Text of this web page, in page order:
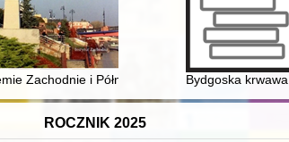
1941
Zachodnie i Północne (1945-2020) : nowe
Bydgoska
ROCZNIK 2025